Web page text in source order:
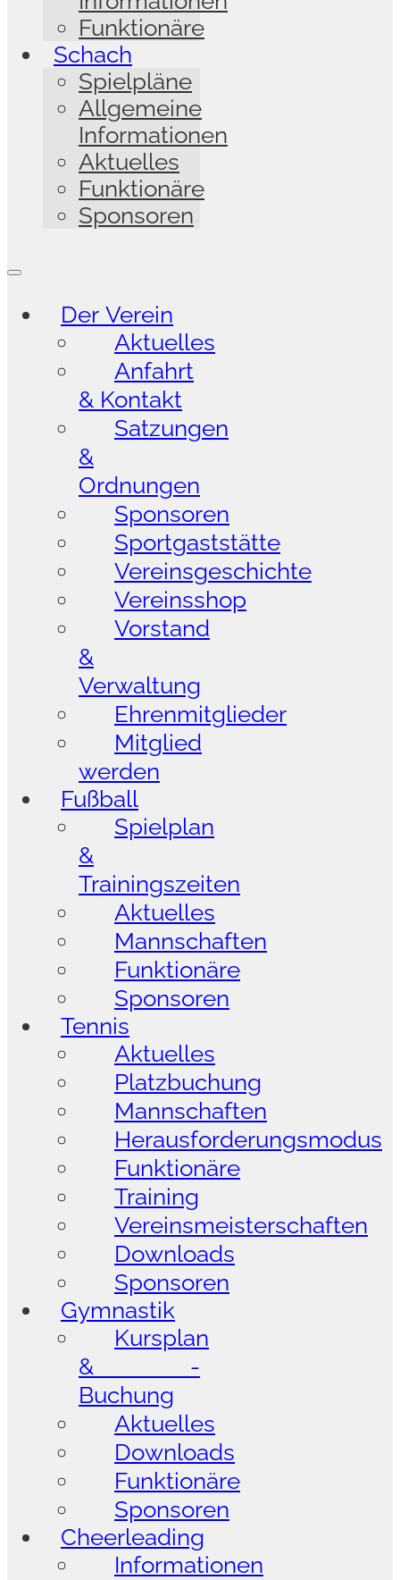
Funktionäre
Schach
Spielpläne
Allgemeine
Informationen
Aktuelles
Funktionäre
Sponsoren
Der Verein
Aktuelles
Anfahrt
& Kontakt
Satzungen
&
Ordnungen
Sponsoren
Sportgaststätte
Vereinsgeschichte
Vereinsshop
Vorstand
&
Verwaltung
Ehrenmitglieder
Mitglied
werden
Fußball
Spielplan
&
Trainingszeiten
Aktuelles
Mannschaften
Funktionäre
Sponsoren
Tennis
Aktuelles
Platzbuchung
Mannschaften
Herausforderungsmodus
Funktionäre
Training
Vereinsmeisterschaften
Downloads
Sponsoren
Gymnastik
Kursplan
& -
Buchung
Aktuelles
Downloads
Funktionäre
Sponsoren
Cheerleading
Informationen